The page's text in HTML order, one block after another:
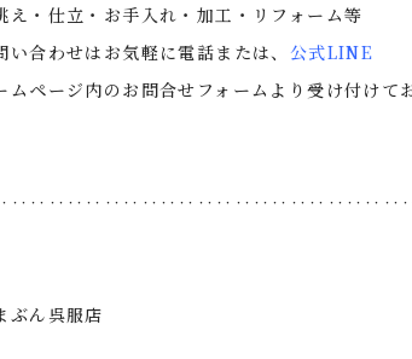
え・仕立・お手入れ・加工・リフォーム等
い合わせはお気軽に電話または、 公式LINE
ムページ内のお問合せフォームより受け付けて
ぶん呉服店